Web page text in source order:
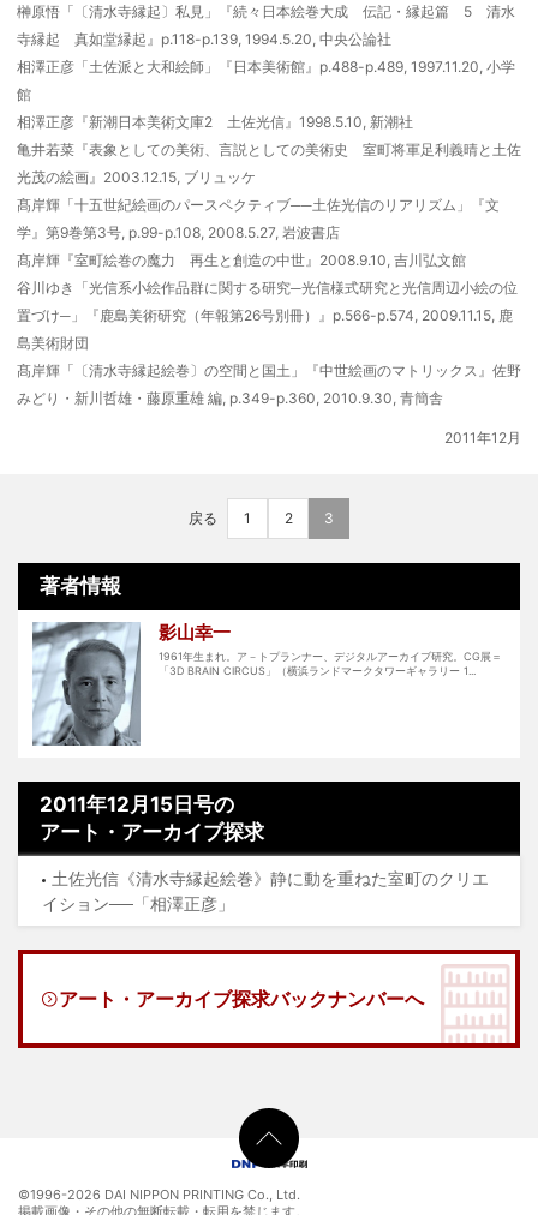
榊原悟「〔清水寺縁起〕私見」『続々日本絵巻大成 伝記・縁起篇 5 清水
寺縁起 真如堂縁起』p.118-p.139, 1994.5.20, 中央公論社
相澤正彦「土佐派と大和絵師」『日本美術館』p.488-p.489, 1997.11.20, 小学
館
相澤正彦『新潮日本美術文庫2 土佐光信』1998.5.10, 新潮社
亀井若菜『表象としての美術、言説としての美術史 室町将軍足利義晴と土佐
光茂の絵画』2003.12.15, ブリュッケ
髙岸輝「十五世紀絵画のパースペクティブ──土佐光信のリアリズム」『文
学』第9巻第3号, p.99-p.108, 2008.5.27, 岩波書店
髙岸輝『室町絵巻の魔力 再生と創造の中世』2008.9.10, 吉川弘文館
谷川ゆき「光信系小絵作品群に関する研究─光信様式研究と光信周辺小絵の位
置づけ─」『鹿島美術研究（年報第26号別冊）』p.566-p.574, 2009.11.15, 鹿
島美術財団
髙岸輝「〔清水寺縁起絵巻〕の空間と国土」『中世絵画のマトリックス』佐野
みどり・新川哲雄・藤原重雄 編, p.349-p.360, 2010.9.30, 青簡舎
2011年12月
戻る 1 2 3
著者情報
影山幸一
1961年生まれ。ア－トプランナー、デジタルアーカイブ研究。CG展＝
「3D BRAIN CIRCUS」（横浜ランドマークタワーギャラリー 1...
2011年12月15日号の
アート・アーカイブ探求
土佐光信《清水寺縁起絵巻》静に動を重ねた室町のクリエ
イション──「相澤正彦」
アート・アーカイブ探求バックナンバーへ
©1996-2026 DAI NIPPON PRINTING Co., Ltd.